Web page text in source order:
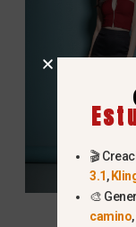
🎬
3.1,
🎨
camino,